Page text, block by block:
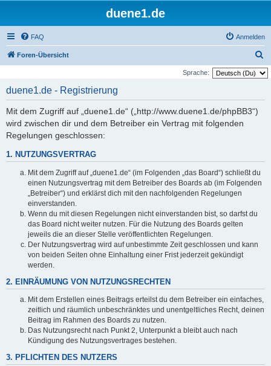
duene1.de
FAQ Anmelden
Foren-Übersicht
u
Sprache:
duene1.de - Registrierung
Mit dem Zugriff auf „duene1.de“ („http://www.duene1.de/phpBB3“)
wird zwischen dir und dem Betreiber ein Vertrag mit folgenden
Regelungen geschlossen:
1. NUTZUNGSVERTRAG
Mit dem Zugriff auf „duene1.de“ (im Folgenden „das Board“) schließt du
einen Nutzungsvertrag mit dem Betreiber des Boards ab (im Folgenden
„Betreiber“) und erklärst dich mit den nachfolgenden Regelungen
einverstanden.
Wenn du mit diesen Regelungen nicht einverstanden bist, so darfst du
das Board nicht weiter nutzen. Für die Nutzung des Boards gelten
jeweils die an dieser Stelle veröffentlichten Regelungen.
Der Nutzungsvertrag wird auf unbestimmte Zeit geschlossen und kann
von beiden Seiten ohne Einhaltung einer Frist jederzeit gekündigt
werden.
2. EINRÄUMUNG VON NUTZUNGSRECHTEN
Mit dem Erstellen eines Beitrags erteilst du dem Betreiber ein einfaches,
zeitlich und räumlich unbeschränktes und unentgeltliches Recht, deinen
Beitrag im Rahmen des Boards zu nutzen.
Das Nutzungsrecht nach Punkt 2, Unterpunkt a bleibt auch nach
Kündigung des Nutzungsvertrages bestehen.
3. PFLICHTEN DES NUTZERS